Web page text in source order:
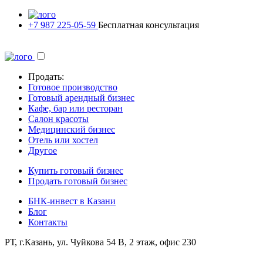
+7 987 225-05-59 Бесплатная консультация
Продать:
Готовое производство
Готовый арендный бизнес
Кафе, бар или ресторан
Салон красоты
Медицинский бизнес
Отель или хостел
Другое
Купить готовый бизнес
Продать готовый бизнес
БНК-инвест в Казани
Блог
Контакты
РТ, г.Казань, ул. Чуйкова 54 В, 2 этаж, офис 230